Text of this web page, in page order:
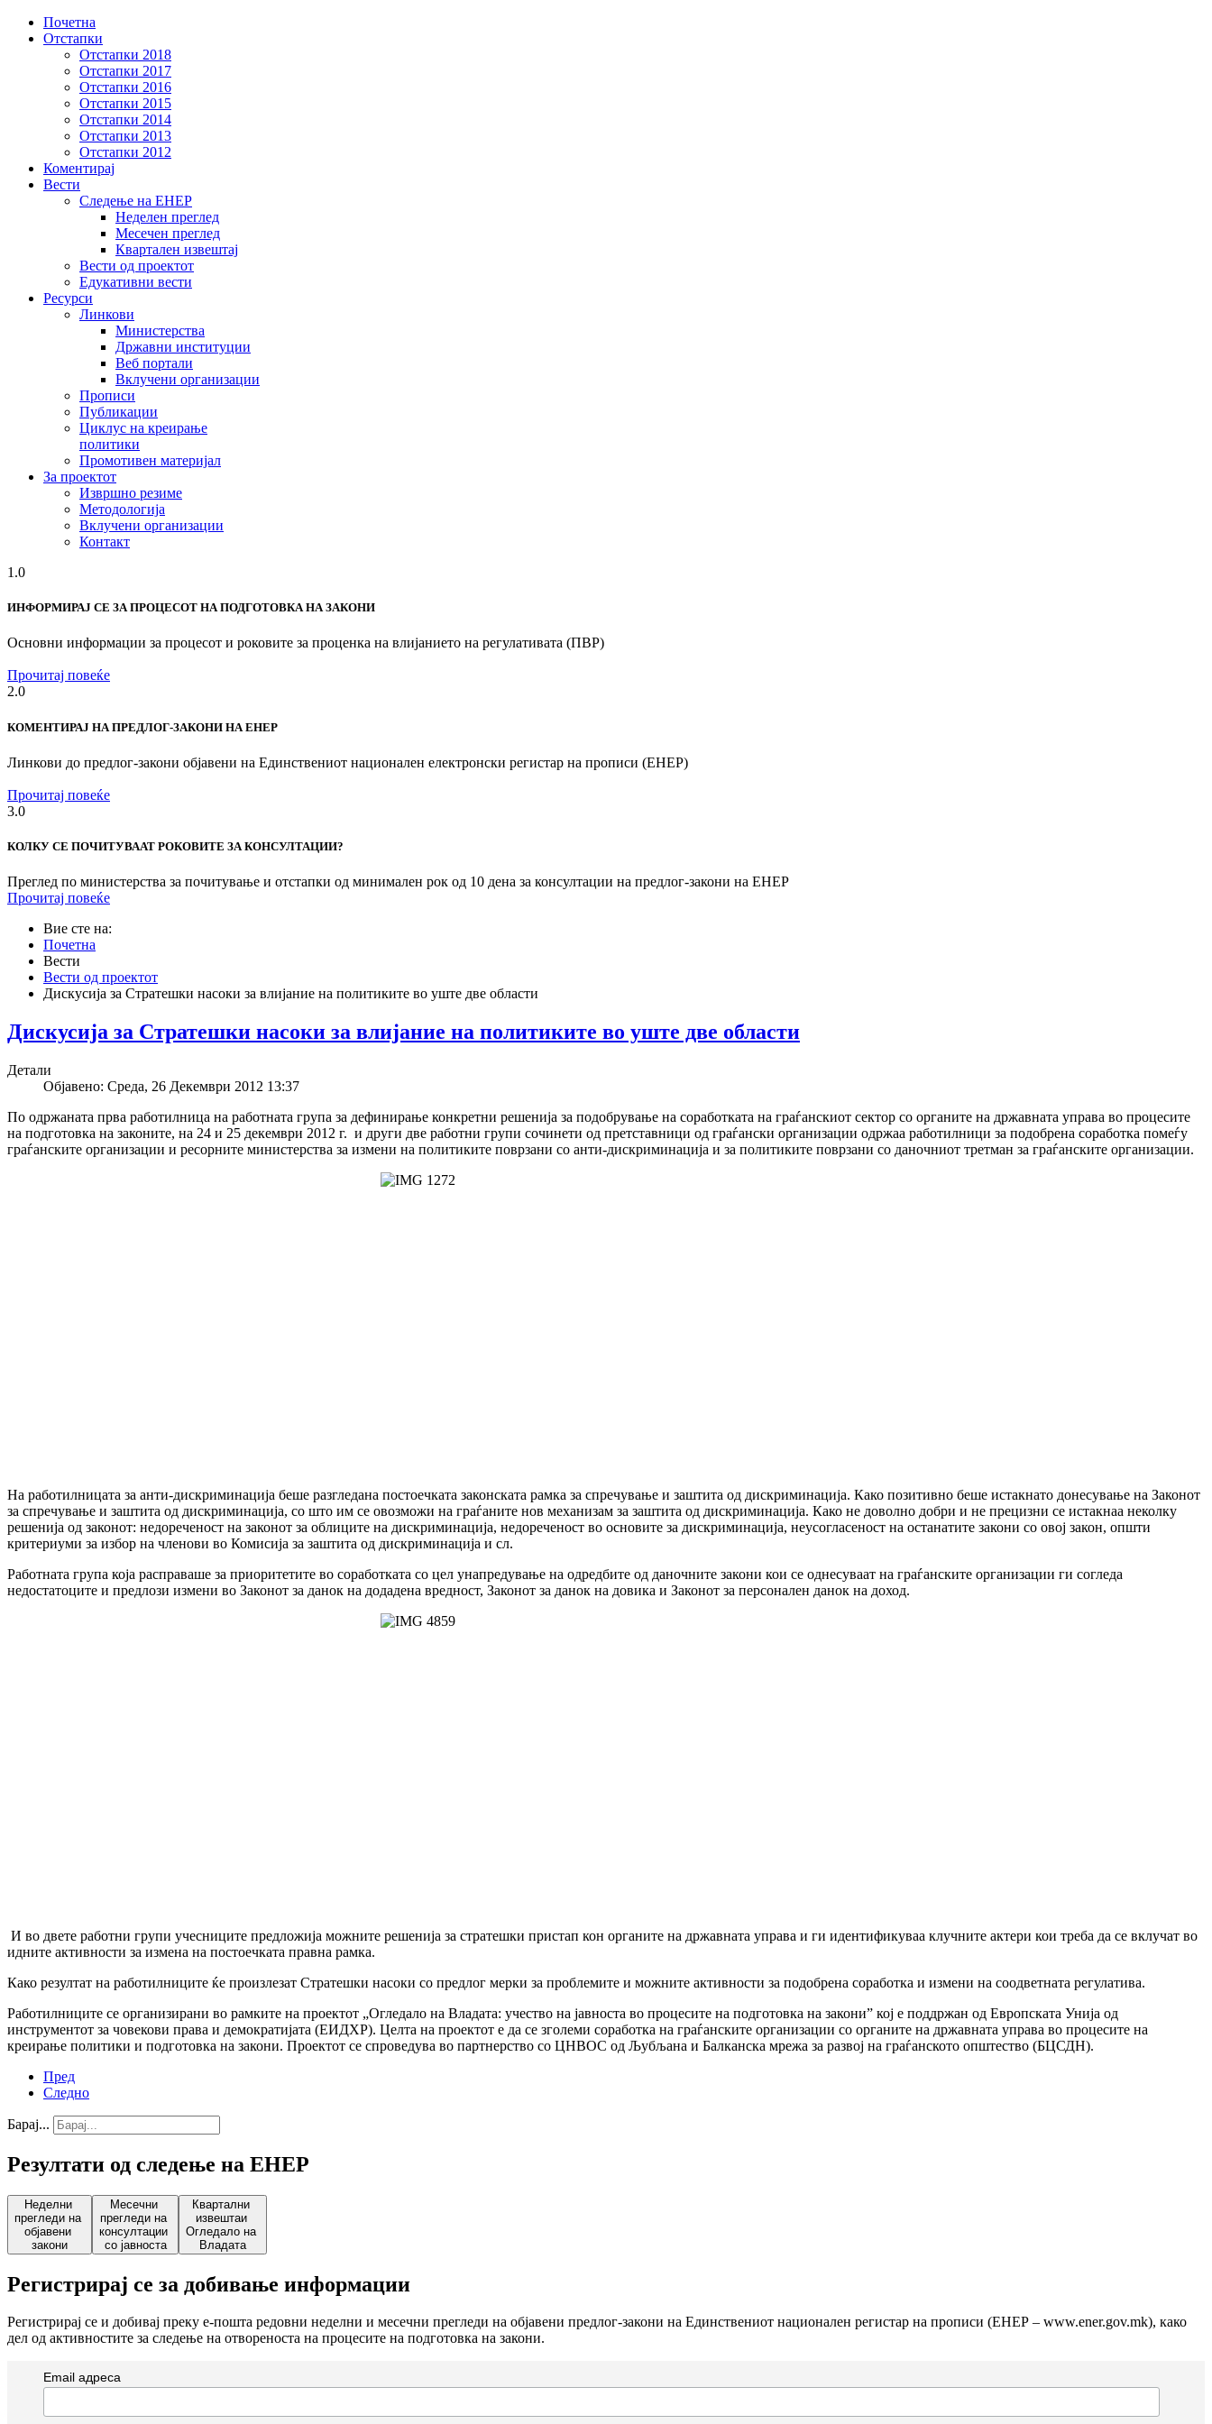
Почетна
Отстапки
Отстапки 2018
Отстапки 2017
Отстапки 2016
Отстапки 2015
Отстапки 2014
Отстапки 2013
Отстапки 2012
Коментирај
Вести
Следење на ЕНЕР
Неделен преглед
Месечен преглед
Квартален извештај
Вести од проектот
Едукативни вести
Ресурси
Линкови
Министерствa
Државни институции
Веб портали
Вклучени организации
Прописи
Публикации
Циклус на креирање
политики
Промотивен материјал
За проектот
Извршно резиме
Методологија
Вклучени организации
Контакт
1.0
ИНФОРМИРАЈ СЕ ЗА ПРОЦЕСОТ НА ПОДГОТОВКА НА ЗАКОНИ
Основни информации за процесот и роковите за проценка на влијанието на регулативата (ПВР)
Прочитај повеќе
2.0
КОМЕНТИРАЈ НА ПРЕДЛОГ-ЗАКОНИ НА ЕНЕР
Линкови до предлог-закони објавени на Единствениот национален електронски регистар на прописи (ЕНЕР)
Прочитај повеќе
3.0
КОЛКУ СЕ ПОЧИТУВААТ РОКОВИТЕ ЗА КОНСУЛТАЦИИ?
Преглед по министерства за почитување и отстапки од минимален рок од 10 дена за консултации на предлог-закони на ЕНЕР
Прочитај повеќе
Вие сте на:
Почетна
Вести
Вести од проектот
Дискусија за Стратешки насоки за влијание на политиките во уште две области
Дискусија за Стратешки насоки за влијание на политиките во уште две области
Детали
Објавено: Среда, 26 Декември 2012 13:37
По одржаната прва работилница на работната група за дефинирање конкретни решенија за подобрување на соработката на граѓанскиот сектор со органите на државната управа во процесите
на подготовка на законите, на 24 и 25 декември 2012 г. и други две работни групи сочинети од претставници од граѓански организации одржаа работилници за подобрена соработка помеѓу
граѓанските организации и ресорните министерства за измени на политиките поврзани со анти-дискриминација и за политиките поврзани со даночниот третман за граѓанските организации.
На работилницата за анти-дискриминација беше разгледана постоечката законската рамка за спречување и заштита од дискриминација. Како позитивно беше истакнато донесување на Законот
за спречување и заштита од дискриминација, со што им се овозможи на граѓаните нов механизам за заштита од дискриминација. Како не доволно добри и не прецизни се истакнаа неколку
решенија од законот: недореченост на законот за облиците на дискриминација, недореченост во основите за дискриминација, неусогласеност на останатите закони со овој закон, општи
критериуми за избор на членови во Комисија за заштита од дискриминација и сл.
Работната група која расправаше за приоритетите во соработката со цел унапредување на одредбите од даночните закони кои се однесуваат на граѓанските организации ги согледа
недостатоците и предлози измени во Законот за данок на додадена вредност, Законот за данок на довика и Законот за персонален данок на доход.
И во двете работни групи учесниците предложија можните решенија за стратешки пристап кон органите на државната управа и ги идентификуваа клучните актери кои треба да се вклучат во
идните активности за измена на постоечката правна рамка.
Како резултат на работилниците ќе произлезат Стратешки насоки со предлог мерки за проблемите и можните активности за подобрена соработка и измени на соодветната регулатива.
Работилниците се организирани во рамките на проектот „Огледало на Владата: учество на јавноста во процесите на подготовка на закони” кој е поддржан од Европската Унија од
инструментот за човекови права и демократијата (ЕИДХР). Целта на проектот е да се зголеми соработка на граѓанските организации со органите на државната управа во процесите на
креирање политики и подготовка на закони. Проектот се спроведува во партнерство со ЦНВОС од Љубљана и Балканска мрежа за развој на граѓанското општество (БЦСДН).
Пред
Следно
Барај...
Резултати од следење на ЕНЕР
Неделни
прегледи на
објавени
закони
Месечни
прегледи на
консултации
со јавноста
Квартални
извештаи
Огледало на
Владата
Регистрирај се за добивање информации
Регистрирај се и добивај преку е-пошта редовни неделни и месечни прегледи на објавени предлог-закони на Единствениот национален регистар на прописи (ЕНЕР – www.ener.gov.mk), како
дел од активностите за следење на отвореноста на процесите на подготовка на закони.
Email адреса